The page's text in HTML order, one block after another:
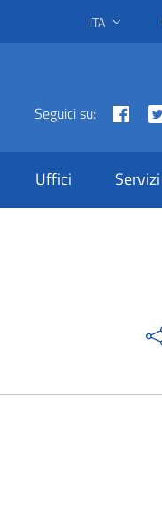
Lingua attiva:
ITA
Seguici su:
Uffici